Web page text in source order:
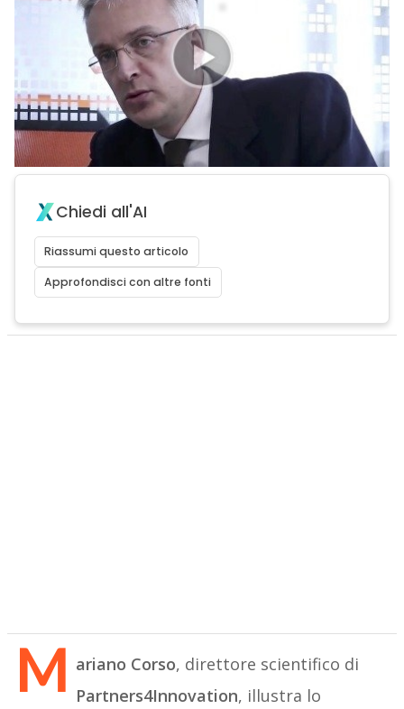
Chiedi all'AI
Riassumi questo articolo
Approfondisci con altre fonti
M ariano Corso, direttore scientifico di
Partners4Innovation, illustra lo